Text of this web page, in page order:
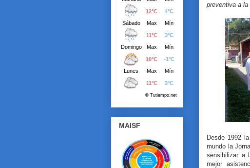
preventiva a la
Desde 1992
mundo la
sensibilizar a
mejor
MAISF